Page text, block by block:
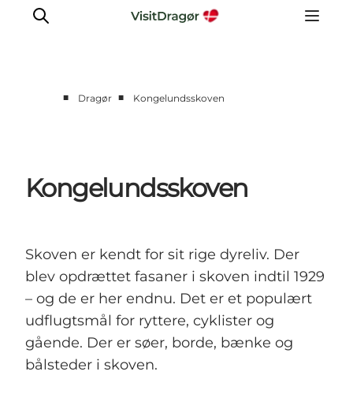
Byliv & Mad
Natur & Friluftsliv
Praktisk
■ Dragør ■ Kongelundsskoven
Kongelundsskoven
Skoven er kendt for sit rige dyreliv. Der
blev opdrættet fasaner i skoven indtil 1929
– og de er her endnu. Det er et populært
udflugtsmål for ryttere, cyklister og
gående. Der er søer, borde, bænke og
bålsteder i skoven.